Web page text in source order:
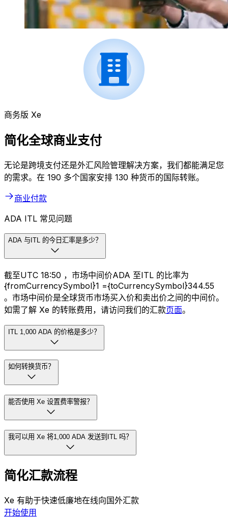
商务版 Xe
简化全球商业支付
无论是跨境支付还是外汇风险管理解决方案，我们都能满足您
的需求。在 190 多个国家安排 130 种货币的国际转账。
商业付款
ADA ITL 常见问题
ADA 与ITL 的今日汇率是多少？
截至UTC 18:50 ，市场中间价ADA 至ITL 的比率为
{fromCurrencySymbol}1 ={toCurrencySymbol}344.55
。市场中间价是全球货币市场买入价和卖出价之间的中间价。
如需了解 Xe 的转账费用，请访问我们的汇款页面。
ITL 1,000 ADA 的价格是多少？
如何转换货币？
能否使用 Xe 设置费率警报？
我可以用 Xe 将1,000 ADA 发送到ITL 吗？
简化汇款流程
Xe 有助于快速低廉地在线向国外汇款
开始使用